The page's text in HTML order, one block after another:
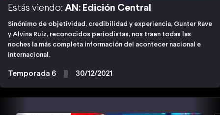
Estás viendo: AN: Edición Central
Sinónimo de objetividad, credibilidad y experiencia, Gunter Rave
y Alvina Ruíz, reconocidos periodistas, nos traen todas las
noches la más completa información del acontecer nacional e
internacional.
Temporada 6 30/12/2021